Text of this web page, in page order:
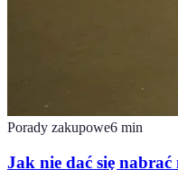
Porady zakupowe6 min
Jak nie dać się